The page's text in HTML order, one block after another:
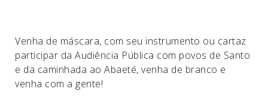
Venha de máscara, com seu instrumento ou cartaz
participar da Audiência Pública com povos de Santo
e da caminhada ao Abaeté, venha de branco e
venha com a gente!